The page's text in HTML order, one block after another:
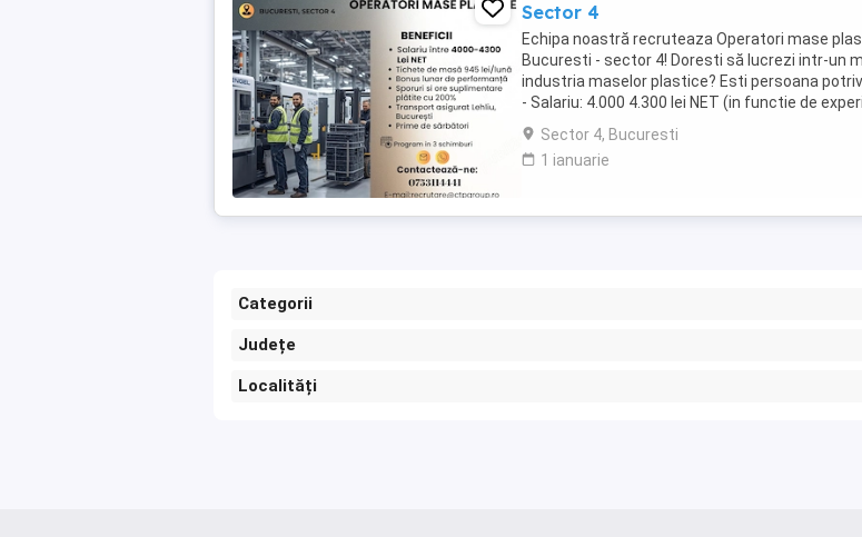
Sector 4
Echipa noastră recruteaza Operatori mase
Bucuresti - sector 4! Doresti să lucrezi intr-un
industria maselor plastice? Esti persoana
- Salariu: 4.000 4.300 lei NET (in functie de
performanta: ...
Sector 4, Bucuresti
1 ianuarie
Categorii
Județe
Localități